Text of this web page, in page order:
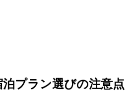
プラン選びの注意点